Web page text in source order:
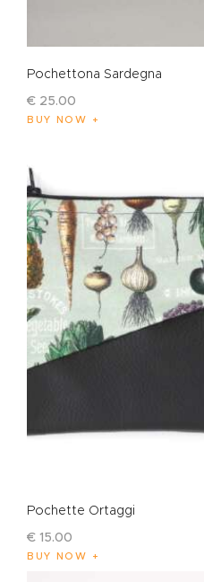
Pochettona Sardegna
€ 25.00
BUY NOW
Pochette Ortaggi
€ 15.00
BUY NOW